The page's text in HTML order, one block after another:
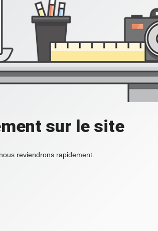
sur le site
reviendrons rapidement.